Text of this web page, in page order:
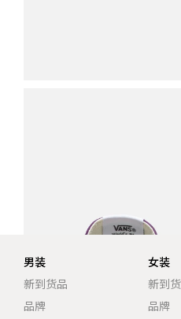
男装
新到货品
品牌
女装
新到
品牌